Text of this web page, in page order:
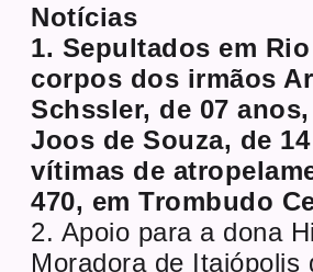
Notícias
1. Sepultados em
corpos dos irmãos
Schssler, de 07
Joos de Souza, de
vítimas de
470, em Trombudo
2. Apoio para a dona
Moradora de Itaiópolis